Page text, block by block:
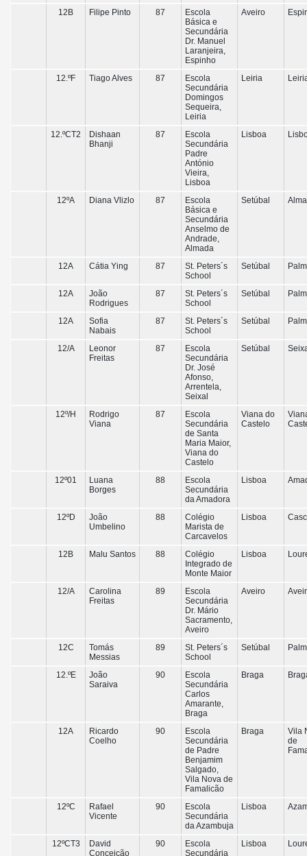
12B Filipe Pinto 87
Escola
Básica e
Secundária
Dr. Manuel
Laranjeira,
Espinho
Aveiro
12.ºF Tiago Alves 87
Escola
Secundária
Domingos
Sequeira,
Leiria
Leiria
12.ºCT2
Dishaan
Bhanji
87
Escola
Secundária
Padre
António
Vieira,
Lisboa
Lisboa
12ºA Diana Vlizlo 87
Escola
Básica e
Secundária
Anselmo de
Andrade,
Almada
Setúbal
12A Cátia Ying 87
St. Peters´s
School
Setúbal
12A
João
Rodrigues
87
St. Peters´s
School
Setúbal
12A
Sofia
Nabais
87
St. Peters´s
School
Setúbal
12/A
Leonor
Freitas
87
Escola
Secundária
Dr. José
Afonso,
Arrentela,
Seixal
Setúbal
12º/H
Rodrigo
Viana
87
Escola
Secundária
de Santa
Maria Maior,
Viana do
Castelo
Viana do
Castelo
12º01
Luana
Borges
88
Escola
Secundária
da Amadora
Lisboa
12ºD
João
Umbelino
88
Colégio
Marista de
Carcavelos
Lisboa
12B Malu Santos 88
Colégio
Integrado de
Monte Maior
Lisboa
12/A
Carolina
Freitas
89
Escola
Secundária
Dr. Mário
Sacramento,
Aveiro
Aveiro
12C
Tomás
Messias
89
St. Peters´s
School
Setúbal
12.ºE
João
Saraiva
90
Escola
Secundária
Carlos
Amarante,
Braga
Braga
12A
Ricardo
Coelho
90
Escola
Secundária
de Padre
Benjamim
Salgado,
Vila Nova de
Famalicão
Braga
Vila
de
12ºC
Rafael
Vicente
90
Escola
Secundária
da Azambuja
Lisboa
12ºCT3
David
Conceição
90
Escola
Secundária
Lisboa